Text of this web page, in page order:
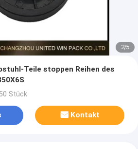
2/5
Teile stoppen Reihen des
Stück
Kontakt